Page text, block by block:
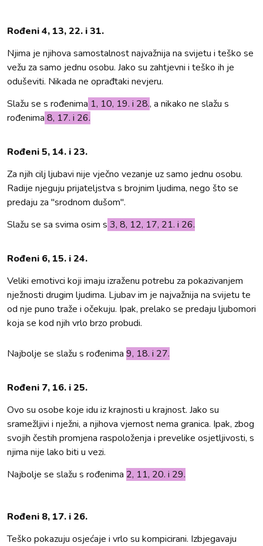
Rođeni 4, 13, 22. i 31.
Njima je njihova samostalnost najvažnija na svijetu i teško se
vežu za samo jednu osobu. Jako su zahtjevni i teško ih je
oduševiti. Nikada ne oprađtaki nevjeru.
Slažu se s rođenima 1, 10, 19. i 28., a nikako ne slažu s
rođenima 8, 17. i 26.
Rođeni 5, 14. i 23.
Za njih cilj ljubavi nije vječno vezanje uz samo jednu osobu.
Radije njeguju prijateljstva s brojnim ljudima, nego što se
predaju za "srodnom dušom".
Slažu se sa svima osim s 3, 8, 12, 17, 21. i 26.
Rođeni 6, 15. i 24.
Veliki emotivci koji imaju izraženu potrebu za pokazivanjem
nježnosti drugim ljudima. Ljubav im je najvažnija na svijetu te
od nje puno traže i očekuju. Ipak, prelako se predaju ljubomori
koja se kod njih vrlo brzo probudi.
Najbolje se slažu s rođenima 9, 18. i 27.
Rođeni 7, 16. i 25.
Ovo su osobe koje idu iz krajnosti u krajnost. Jako su
sramežljivi i nježni, a njihova vjernost nema granica. Ipak, zbog
svojih čestih promjena raspoloženja i prevelike osjetljivosti, s
njima nije lako biti u vezi.
Najbolje se slažu s rođenima 2, 11, 20. i 29.
Rođeni 8, 17. i 26.
Teško pokazuju osjećaje i vrlo su kompicirani. Izbjegavaju